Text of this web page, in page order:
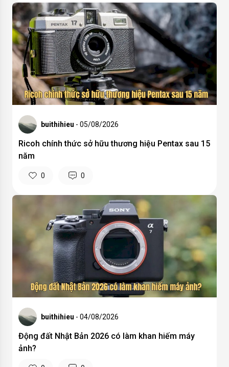
buithihieu - 05/08/2026
Ricoh chính thức sở hữu thương hiệu Pentax sau 15
năm
0 0
buithihieu - 04/08/2026
Động đất Nhật Bản 2026 có làm khan hiếm máy
ảnh?